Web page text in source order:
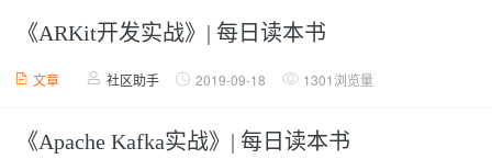
《ARKit开发实战》| 每日读本书
文章 社区助手 2019-09-18 1301浏览量
《Apache Kafka实战》| 每日读本书